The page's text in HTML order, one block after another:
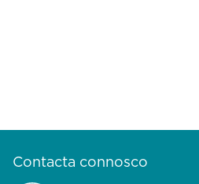
Contacta connosco